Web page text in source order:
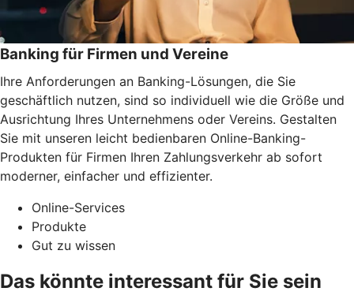
Banking für Firmen und Vereine
Ihre Anforderungen an Banking-Lösungen, die Sie
geschäftlich nutzen, sind so individuell wie die Größe und
Ausrichtung Ihres Unternehmens oder Vereins. Gestalten
Sie mit unseren leicht bedienbaren Online-Banking-
Produkten für Firmen Ihren Zahlungsverkehr ab sofort
moderner, einfacher und effizienter.
Online-Services
Produkte
Gut zu wissen
Das könnte interessant für Sie sein